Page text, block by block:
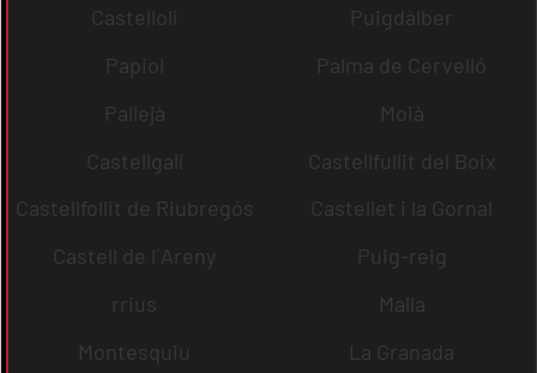
Castellolí
Puigdàlber
Papiol
Palma de Cervelló
Pallejà
Moià
Castellgalí
Castellfullit del Boix
Castellfollit de Riubregós
Castellet i la Gornal
Castell de l´Areny
Puig-reig
rrius
Malla
Montesquiu
La Granada